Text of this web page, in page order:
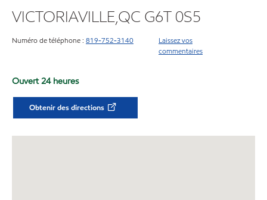
VICTORIAVILLE,QC G6T 0S5
Numéro de téléphone : 819-752-3140
Laissez vos
commentaires
Ouvert 24 heures
Obtenir des directions